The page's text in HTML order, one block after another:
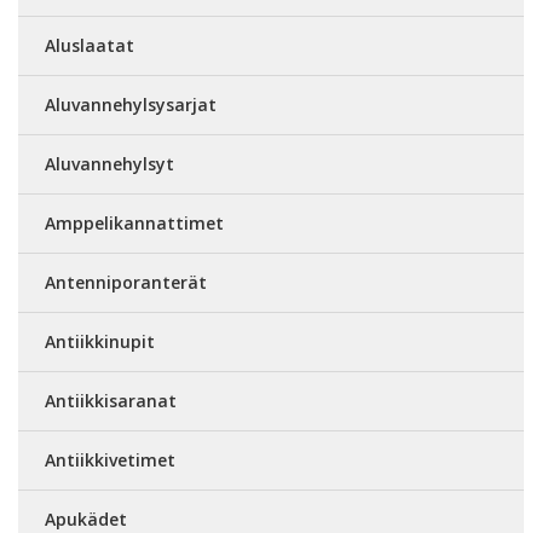
Aluslaatat
Aluvannehylsysarjat
Aluvannehylsyt
Amppelikannattimet
Antenniporanterät
Antiikkinupit
Antiikkisaranat
Antiikkivetimet
Apukädet